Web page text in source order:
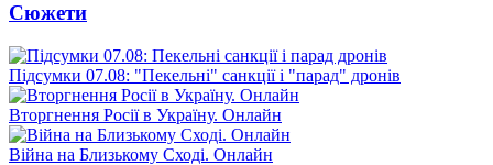
Сюжети
Підсумки 07.08: "Пекельні" санкції і "парад" дронів
Вторгнення Росії в Україну. Онлайн
Війна на Близькому Сході. Онлайн